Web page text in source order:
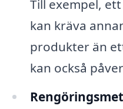
Till exempel,
kan kräva
produkter än
kan också